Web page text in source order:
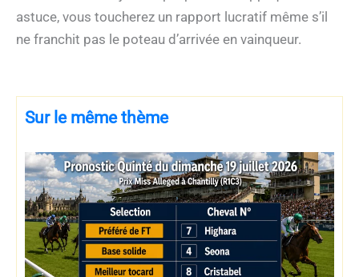
astuce, vous toucherez un rapport lucratif même s’il
ne franchit pas le poteau d’arrivée en vainqueur.
Sur le même thème